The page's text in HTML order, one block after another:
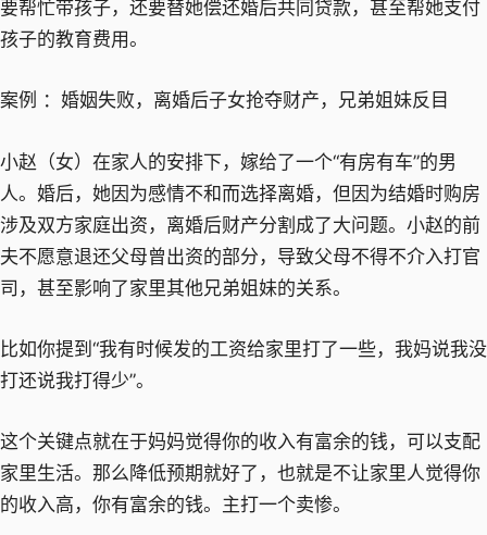
要帮忙带孩子，还要替她偿还婚后共同贷款，甚至帮她支付
孩子的教育费用。
案例 ：婚姻失败，离婚后子女抢夺财产，兄弟姐妹反目
小赵（女）在家人的安排下，嫁给了一个“有房有车”的男
人。婚后，她因为感情不和而选择离婚，但因为结婚时购房
涉及双方家庭出资，离婚后财产分割成了大问题。小赵的前
夫不愿意退还父母曾出资的部分，导致父母不得不介入打官
司，甚至影响了家里其他兄弟姐妹的关系。
比如你提到“我有时候发的工资给家里打了一些，我妈说我没
打还说我打得少”。
这个关键点就在于妈妈觉得你的收入有富余的钱，可以支配
家里生活。那么降低预期就好了，也就是不让家里人觉得你
的收入高，你有富余的钱。主打一个卖惨。